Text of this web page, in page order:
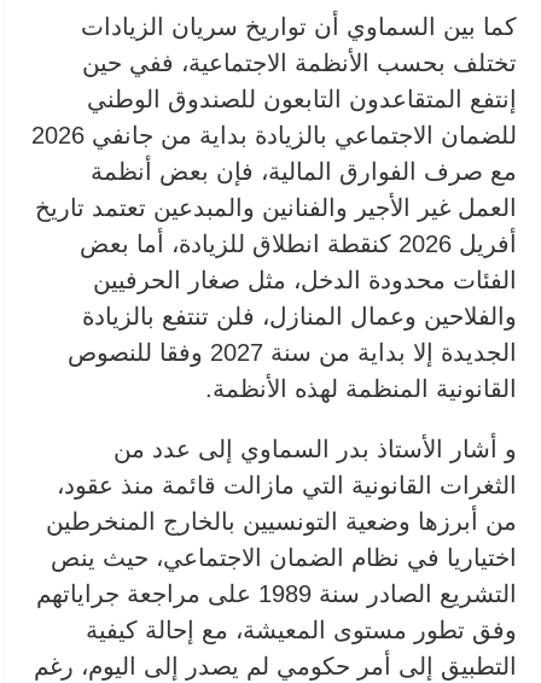
كما بين السماوي أن تواريخ سريان الزيادات
تختلف بحسب الأنظمة الاجتماعية، ففي حين
إنتفع المتقاعدون التابعون للصندوق الوطني
للضمان الاجتماعي بالزيادة بداية من جانفي 2026
مع صرف الفوارق المالية، فإن بعض أنظمة
العمل غير الأجير والفنانين والمبدعين تعتمد تاريخ
أفريل 2026 كنقطة انطلاق للزيادة، أما بعض
الفئات محدودة الدخل، مثل صغار الحرفيين
والفلاحين وعمال المنازل، فلن تنتفع بالزيادة
الجديدة إلا بداية من سنة 2027 وفقا للنصوص
القانونية المنظمة لهذه الأنظمة.
و أشار الأستاذ بدر السماوي إلى عدد من
الثغرات القانونية التي مازالت قائمة منذ عقود،
من أبرزها وضعية التونسيين بالخارج المنخرطين
اختياريا في نظام الضمان الاجتماعي، حيث ينص
التشريع الصادر سنة 1989 على مراجعة جراياتهم
وفق تطور مستوى المعيشة، مع إحالة كيفية
التطبيق إلى أمر حكومي لم يصدر إلى اليوم، رغم